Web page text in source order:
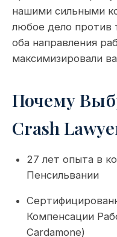
нашими сильными
любое дело против
оба направления
максимизировали
Почему
Crash
27 лет опыта в
Пенсильвании
Компенсации
Cardamone)